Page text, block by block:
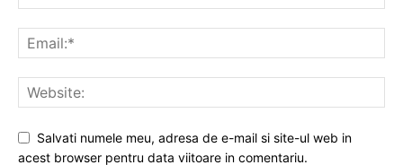
Salvati numele meu, adresa de e-mail si site-ul web in
acest browser pentru data viitoare in comentariu.